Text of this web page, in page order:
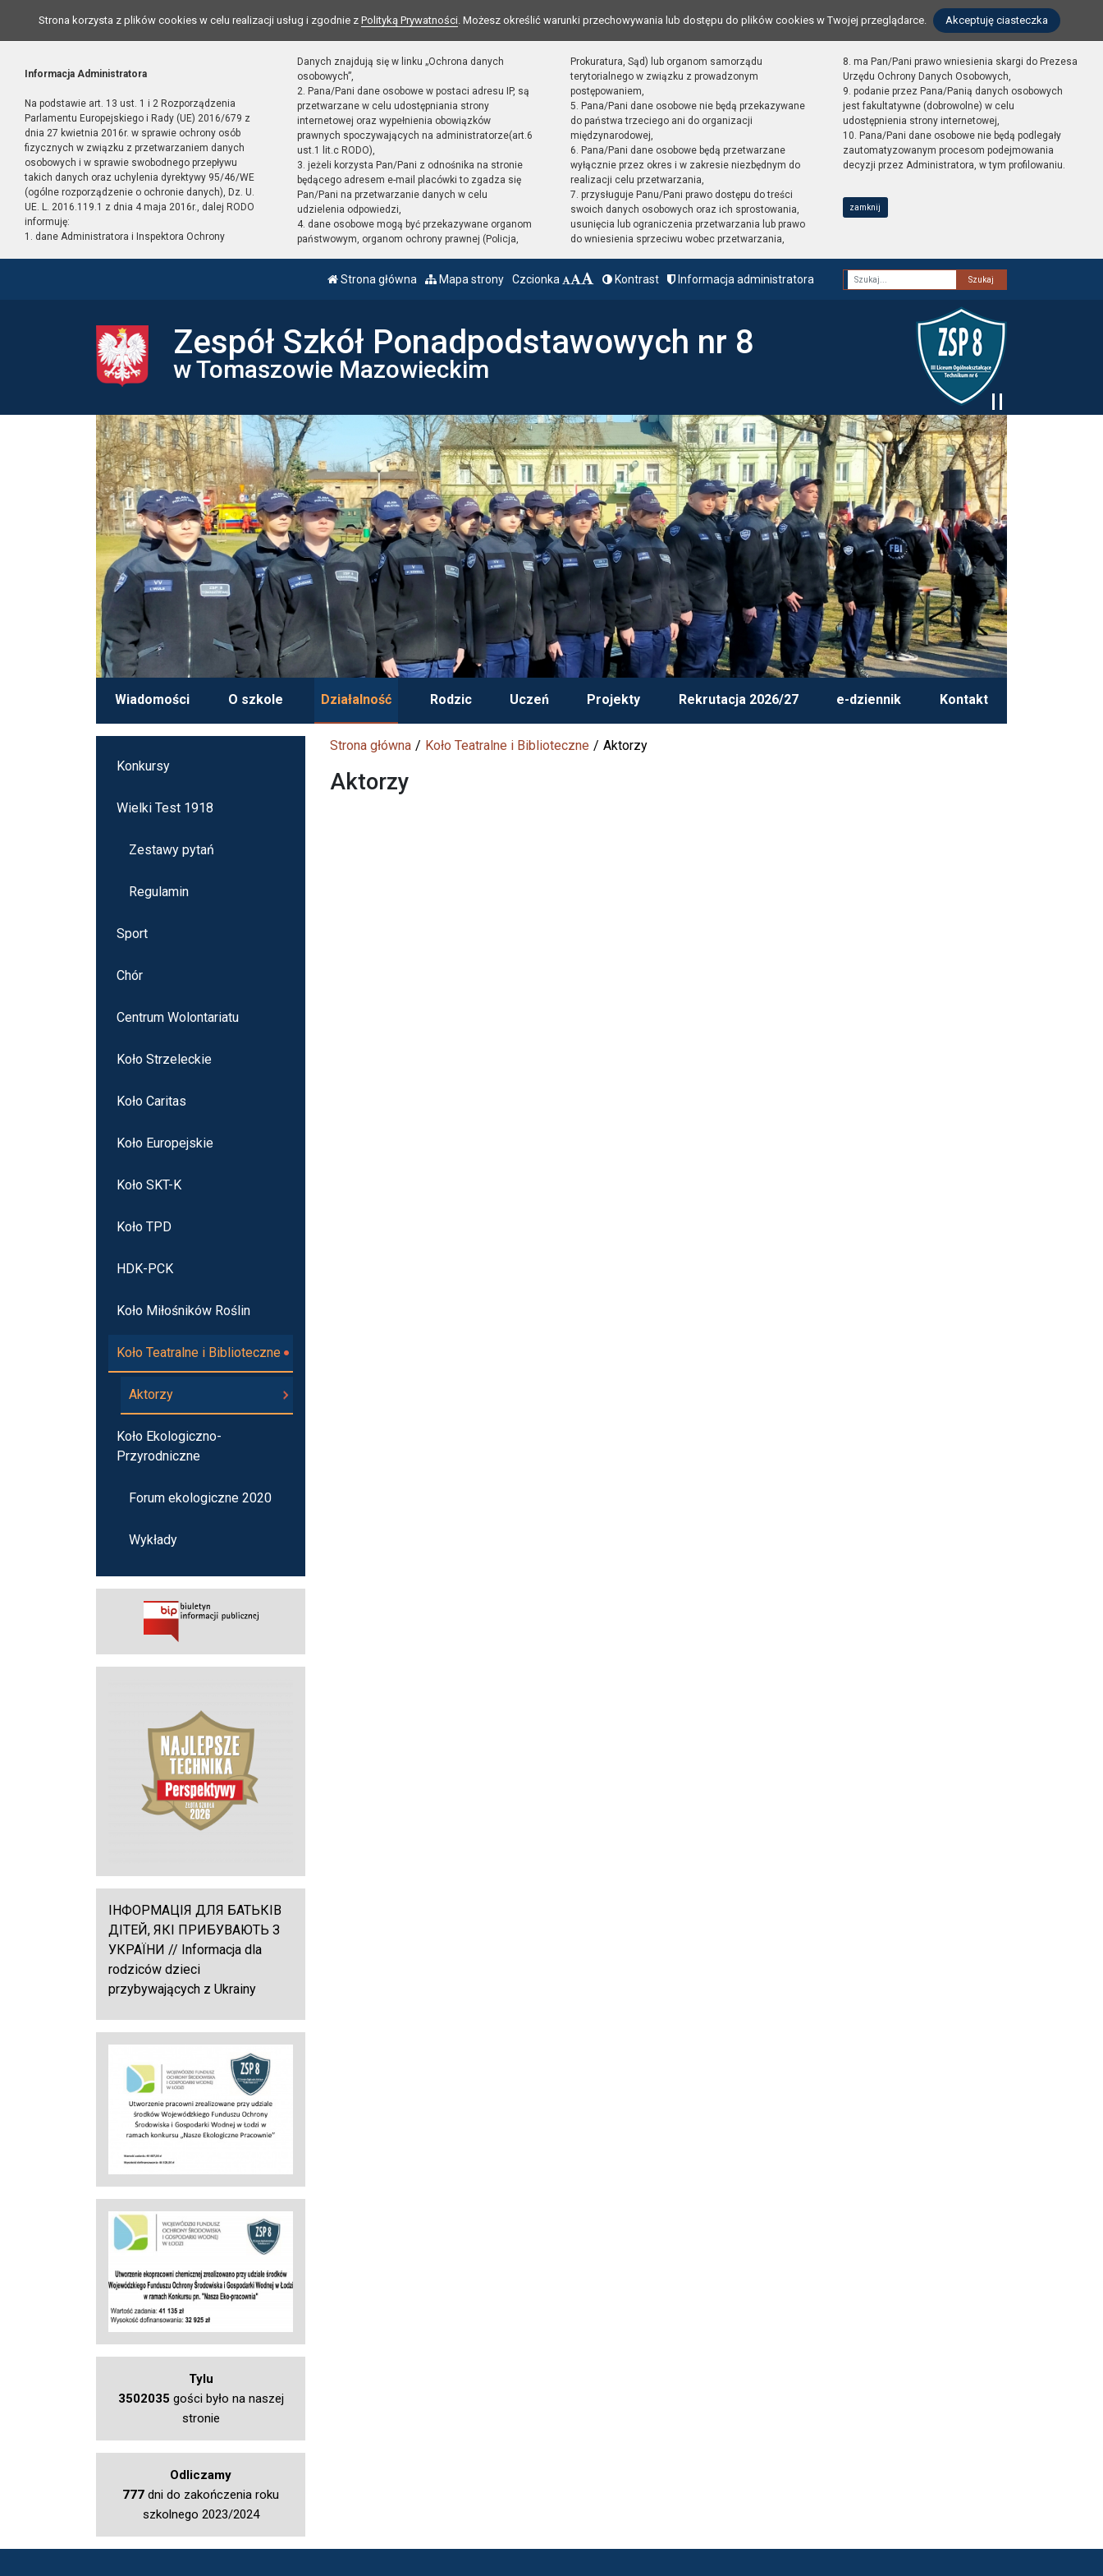
Strona korzysta z plików cookies w celu realizacji usług i zgodnie z Polityką Prywatności. Możesz określić warunki przechowywania lub dostępu do plików cookies w Twojej przeglądarce. Akceptuję ciasteczka
Informacja Administratora
Na podstawie art. 13 ust. 1 i 2 Rozporządzenia
Parlamentu Europejskiego i Rady (UE) 2016/679 z
dnia 27 kwietnia 2016r. w sprawie ochrony osób
fizycznych w związku z przetwarzaniem danych
osobowych i w sprawie swobodnego przepływu
takich danych oraz uchylenia dyrektywy 95/46/WE
(ogólne rozporządzenie o ochronie danych), Dz. U.
UE. L. 2016.119.1 z dnia 4 maja 2016r., dalej RODO
informuję:
1. dane Administratora i Inspektora Ochrony
Danych znajdują się w linku „Ochrona danych
osobowych”,
2. Pana/Pani dane osobowe w postaci adresu IP, są
przetwarzane w celu udostępniania strony
internetowej oraz wypełnienia obowiązków
prawnych spoczywających na administratorze(art.6
ust.1 lit.c RODO),
3. jeżeli korzysta Pan/Pani z odnośnika na stronie
będącego adresem e-mail placówki to zgadza się
Pan/Pani na przetwarzanie danych w celu
udzielenia odpowiedzi,
4. dane osobowe mogą być przekazywane organom
państwowym, organom ochrony prawnej (Policja,
Prokuratura, Sąd) lub organom samorządu
terytorialnego w związku z prowadzonym
postępowaniem,
5. Pana/Pani dane osobowe nie będą przekazywane
do państwa trzeciego ani do organizacji
międzynarodowej,
6. Pana/Pani dane osobowe będą przetwarzane
wyłącznie przez okres i w zakresie niezbędnym do
realizacji celu przetwarzania,
7. przysługuje Panu/Pani prawo dostępu do treści
swoich danych osobowych oraz ich sprostowania,
usunięcia lub ograniczenia przetwarzania lub prawo
do wniesienia sprzeciwu wobec przetwarzania,
8. ma Pan/Pani prawo wniesienia skargi do Prezesa
Urzędu Ochrony Danych Osobowych,
9. podanie przez Pana/Panią danych osobowych
jest fakultatywne (dobrowolne) w celu
udostępnienia strony internetowej,
10. Pana/Pani dane osobowe nie będą podlegały
zautomatyzowanym procesom podejmowania
decyzji przez Administratora, w tym profilowaniu.
zamknij
Strona główna Mapa strony Czcionka Kontrast Informacja administratora
Fraza
Zespół Szkół Ponadpodstawowych nr 8
w Tomaszowie Mazowieckim
Wiadomości O szkole Działalność Rodzic Uczeń Projekty Rekrutacja 2026/27 e-dziennik Kontakt
Strona główna Koło Teatralne i Biblioteczne Aktorzy
Aktorzy
Konkursy
Wielki Test 1918
Zestawy pytań
Regulamin
Sport
Chór
Centrum Wolontariatu
Koło Strzeleckie
Koło Caritas
Koło Europejskie
Koło SKT-K
Koło TPD
HDK-PCK
Koło Miłośników Roślin
Koło Teatralne i Biblioteczne
Aktorzy
Koło Ekologiczno-
Przyrodniczne
Forum ekologiczne 2020
Wykłady
ІНФОРМАЦІЯ ДЛЯ БАТЬКІВ
ДІТЕЙ, ЯКІ ПРИБУВАЮТЬ З
УКРАЇНИ // Informacja dla
rodziców dzieci
przybywających z Ukrainy
Tylu
3502035 gości było na naszej
stronie
Odliczamy
777 dni do zakończenia roku
szkolnego 2023/2024